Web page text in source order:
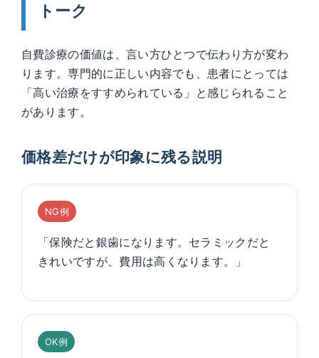
トーク
自費診療の価値は、言い方ひとつで伝わり方が変わ
ります。専門的に正しい内容でも、患者にとっては
「高い治療をすすめられている」と感じられること
があります。
価格差だけが印象に残る説明
NG例
「保険だと銀歯になります。セラミックだと
きれいですが、費用は高くなります。」
OK例